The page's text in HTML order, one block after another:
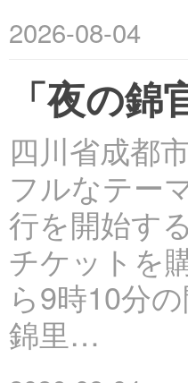
2026-08-04
「夜の
四川省成都
フルなテー
行を開始す
チケットを
ら9時10分
錦里…